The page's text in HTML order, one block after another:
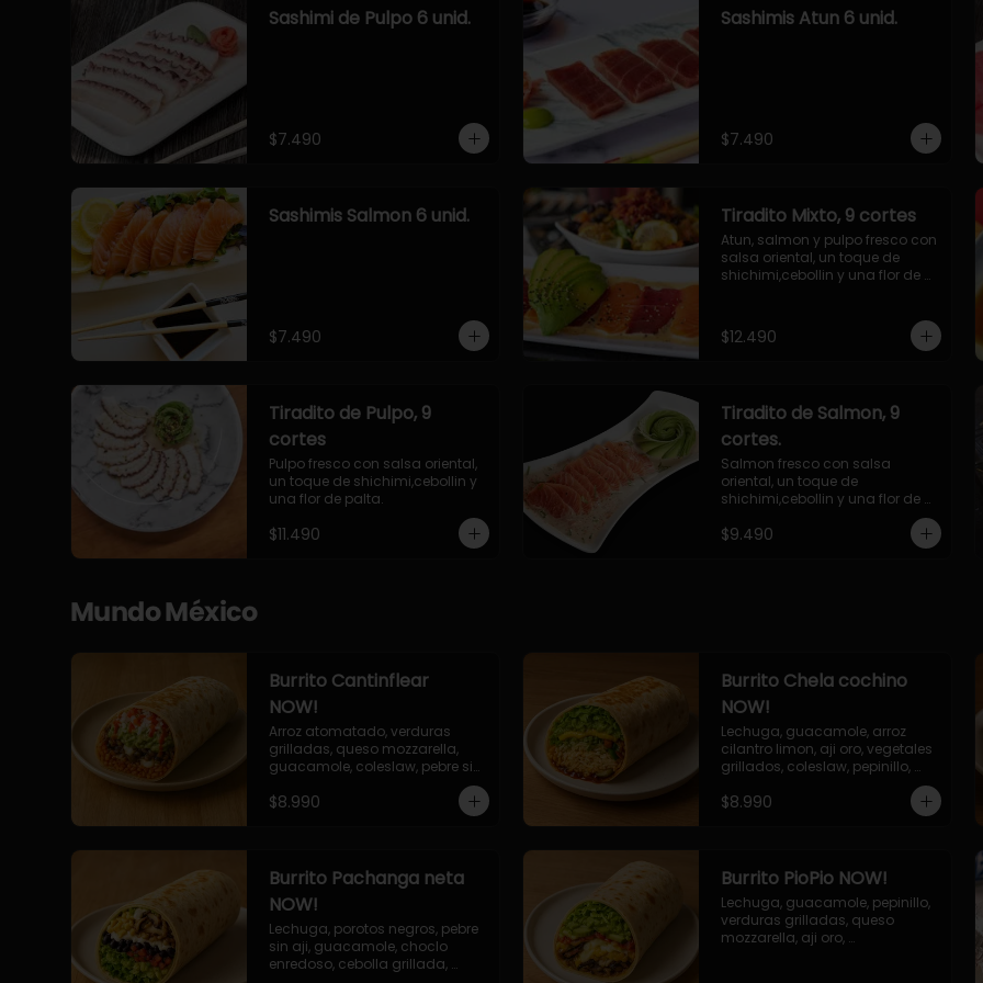
Sashimi de Pulpo 6 unid.
$7.490
Sashimis Atun 6 unid.
$7.490
Sashimis Salmon 6 unid.
$7.490
Tiradito Mixto, 9 cortes
Atun, salmon y pulpo fresco con
salsa oriental, un toque de
shichimi,cebollin y una flor de
$12.490
Tiradito de Pulpo, 9
cortes
Pulpo fresco con salsa oriental,
un toque de shichimi,cebollin y
una flor de palta.
$11.490
Tiradito de Salmon, 9
cortes.
Salmon fresco con salsa
oriental, un toque de
shichimi,cebollin y una flor de
$9.490
Mundo México
Burrito Cantinflear
NOW!
Arroz atomatado, verduras
grilladas, queso mozzarella,
guacamole, coleslaw, pebre sin
$8.990
Burrito Chela cochino
NOW!
Lechuga, guacamole, arroz
cilantro limon, aji oro, vegetales
grillados, coleslaw, pepinillo,
$8.990
Burrito Pachanga neta
NOW!
Lechuga, porotos negros, pebre
sin aji, guacamole, choclo
enredoso, cebolla grillada,
Burrito PioPio NOW!
Lechuga, guacamole, pepinillo,
verduras grilladas, queso
mozzarella, aji oro,